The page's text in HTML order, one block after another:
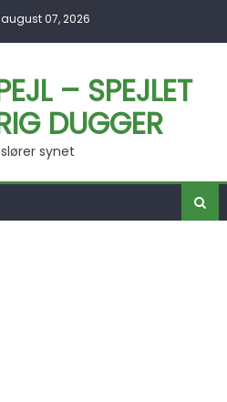
07, 2026
– SPEJLET
DUGGER
synet